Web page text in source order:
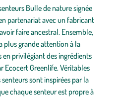
Bulle de nature signée
partenariat avec un fabricant
faire ancestral. Ensemble,
plus grande attention à la
privilégiant des ingrédients
Ecocert Greenlife. Véritables
sont inspirées par la
chaque senteur est propre à